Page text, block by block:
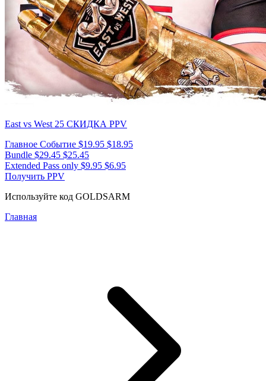
East vs West 25 СКИДКА PPV
Главное Событие $19.95 $18.95
Bundle $29.45 $25.45
Extended Pass only $9.95 $6.95
Получить PPV
Используйте код GOLDSARM
Главная